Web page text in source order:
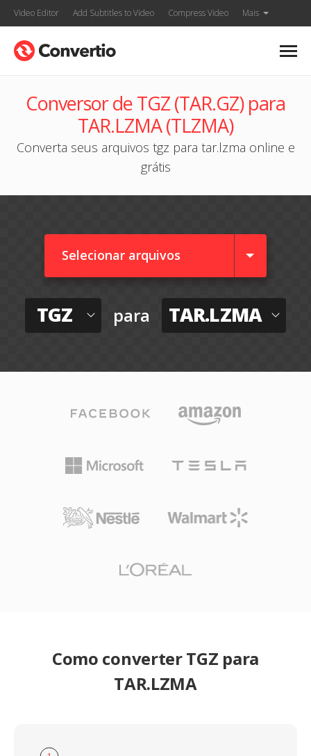
Video Editor Add Subtitles to Video Compress Video Mais
Conversor de TGZ (TAR.GZ) para
TAR.LZMA (TLZMA)
Converta seus arquivos tgz para tar.lzma online e
grátis
Selecionar arquivos
TGZ para TAR.LZMA
Como converter TGZ para
TAR.LZMA